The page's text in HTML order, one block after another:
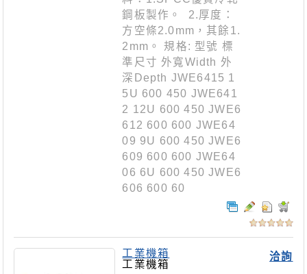
鋼板製作。 2.厚度：
方空條2.0mm，其餘1.
2mm。 規格: 型號 標
準尺寸 外寬Width 外
深Depth JWE6415 1
5U 600 450 JWE641
2 12U 600 450 JWE6
612 600 600 JWE64
09 9U 600 450 JWE6
609 600 600 JWE64
06 6U 600 450 JWE6
606 600 60
洽詢
工業機箱
工業機箱